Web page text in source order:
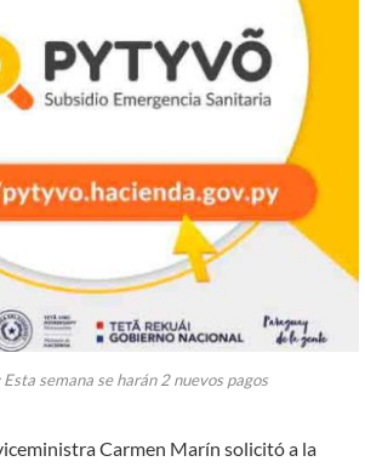
semana se harán 2 nuevos pagos
Carmen Marín solicitó a la